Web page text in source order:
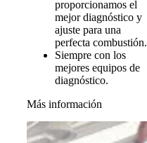
proporcionamos el
mejor diagnóstico y
ajuste para una
perfecta combustión.
Siempre con los
mejores equipos de
diagnóstico.
Más información